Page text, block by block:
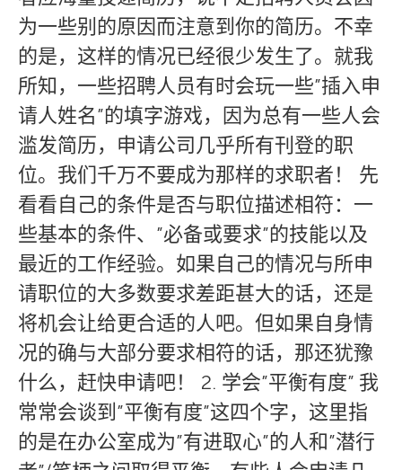
为一些别的原因而注意到你的简历。不幸
的是，这样的情况已经很少发生了。就我
所知，一些招聘人员有时会玩一些”插入申
请人姓名”的填字游戏，因为总有一些人会
滥发简历，申请公司几乎所有刊登的职
位。我们千万不要成为那样的求职者！ 先
看看自己的条件是否与职位描述相符：一
些基本的条件、”必备或要求”的技能以及
最近的工作经验。如果自己的情况与所申
请职位的大多数要求差距甚大的话，还是
将机会让给更合适的人吧。但如果自身情
况的确与大部分要求相符的话，那还犹豫
什么，赶快申请吧！ 2. 学会”平衡有度” 我
常常会谈到”平衡有度”这四个字，这里指
的是在办公室成为”有进取心”的人和”潜行